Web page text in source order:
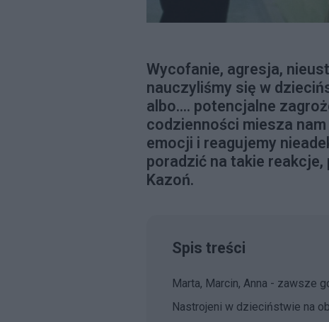
Wycofanie, agresja,
nauczyliśmy się w
albo.... potencjalne
codzienności miesza
emocji i reagujemy
poradzić na takie
Kazoń.
Spis treści
Marta, Marcin, Anna - zawsze
Nastrojeni w dzieciństwie na